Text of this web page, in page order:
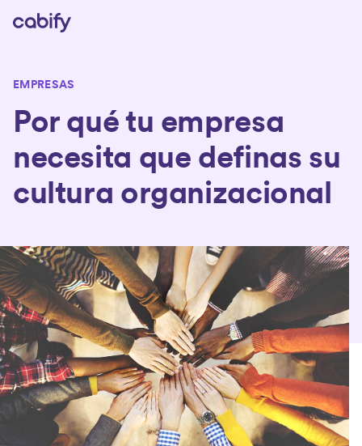
EMPRESAS
Por qué tu empresa
necesita que definas su
cultura organizacional